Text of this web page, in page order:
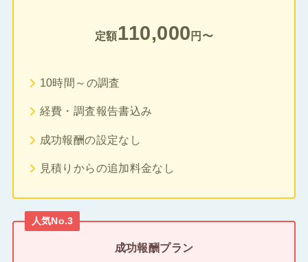
定額110,000 円〜
10時間～の調査
経費・調査報告書込み
成功報酬の設定なし
見積りからの追加料金なし
人気No.3
成功報酬プラン